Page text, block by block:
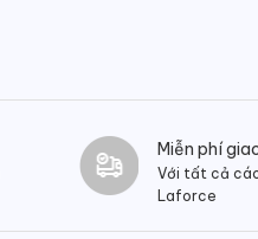
Miễn phí
Với tất cả
Laforce